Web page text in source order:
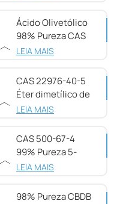
Ácido Olivetólico
98% Pureza CAS
491-72-5
LEIA MAIS
CAS 22976-40-5
Éter dimetílico de
olivetol, 98%
LEIA MAIS
CAS 500-67-4
99% Pureza 5-
Heptilresorcinol
LEIA MAIS
98% Pureza CBDB